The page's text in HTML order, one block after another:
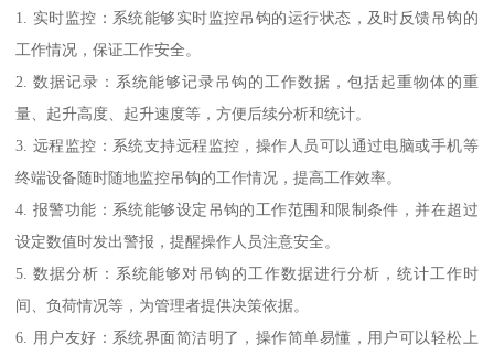
1. 实时监控：系统能够实时监控吊钩的运行状态，及时反馈吊钩的
工作情况，保证工作安全。
2. 数据记录：系统能够记录吊钩的工作数据，包括起重物体的重
量、起升高度、起升速度等，方便后续分析和统计。
3. 远程监控：系统支持远程监控，操作人员可以通过电脑或手机等
终端设备随时随地监控吊钩的工作情况，提高工作效率。
4. 报警功能：系统能够设定吊钩的工作范围和限制条件，并在超过
设定数值时发出警报，提醒操作人员注意安全。
5. 数据分析：系统能够对吊钩的工作数据进行分析，统计工作时
间、负荷情况等，为管理者提供决策依据。
6. 用户友好：系统界面简洁明了，操作简单易懂，用户可以轻松上